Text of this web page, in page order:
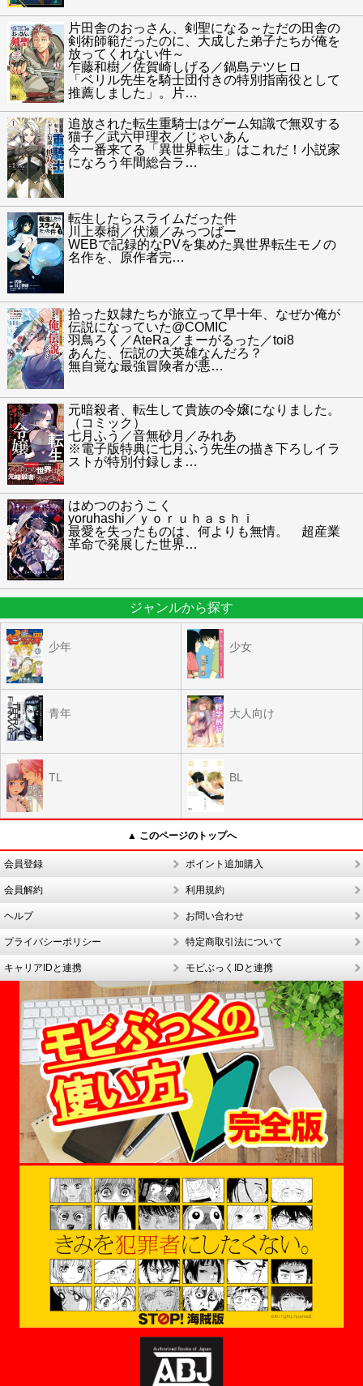
片田舎のおっさん、剣聖になる～ただの田舎の
剣術師範だったのに、大成した弟子たちが俺を
放ってくれない件～
乍藤和樹／佐賀崎しげる／鍋島テツヒロ
「ベリル先生を騎士団付きの特別指南役として
推薦しました」。片…
追放された転生重騎士はゲーム知識で無双する
猫子／武六甲理衣／じゃいあん
今一番来てる「異世界転生」はこれだ！小説家
になろう年間総合ラ …
転生したらスライムだった件
川上泰樹／伏瀬／みっつばー
WEBで記録的なPVを集めた異世界転生モノの
名作を、原作者完…
拾った奴隷たちが旅立って早十年、なぜか俺が
伝説になっていた@COMIC
羽鳥ろく／AteRa／まーがるった／toi8
あんた、伝説の大英雄なんだろ？
無自覚な最強冒険者が悪…
元暗殺者、転生して貴族の令嬢になりました。
（コミック）
七月ふう／音無砂月／みれあ
※電子版特典に七月ふう先生の描き下ろしイラ
ストが特別付録しま …
はめつのおうこく
yoruhashi／ｙｏｒｕｈａｓｈｉ
最愛を失ったものは、何よりも無情。 超産業
革命で発展した世界…
ジャンルから探す
少年 少女
青年 大人向け
TL BL
▲ このページのトップへ
会員登録 ポイント追加購入
会員解約 利用規約
ヘルプ お問い合わせ
プライバシーポリシー 特定商取引法について
キャリアIDと連携 モビぶっくIDと連携